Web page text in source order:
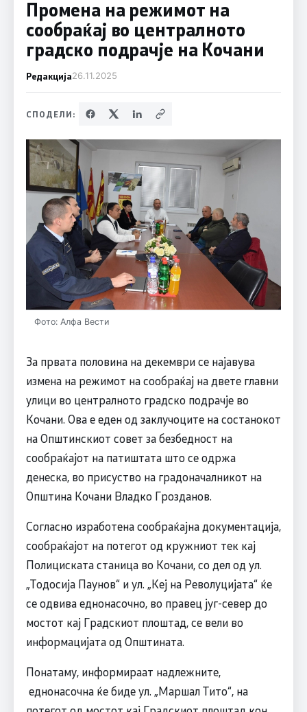
Промена на режимот на
сообраќај во централното
градско подрачје на Кочани
Редакција26.11.2025
СПОДЕЛИ:
Фото: Алфа Вести
За првата половина на декември се најавува
измена на режимот на сообраќај на двете главни
улици во централното градско подрачје во
Кочани. Ова е еден од заклучоците на состанокот
на Општинскиот совет за безбедност на
сообраќајот на патиштата што се одржа
денеска, во присуство на градоначалникот на
Општина Кочани Владко Грозданов.
Согласно изработена сообраќајна документација,
сообраќајот на потегот од кружниот тек кај
Полициската станица во Кочани, со дел од ул.
„Тодосија Паунов“ и ул. „Кеј на Револуцијата“ ќе
се одвива еднонасочно, во правец југ-север до
мостот кај Градскиот плоштад, се вели во
информацијата од Општината.
Понатаму, информираат надлежните,
еднонасочна ќе биде ул. „Маршал Тито“, на